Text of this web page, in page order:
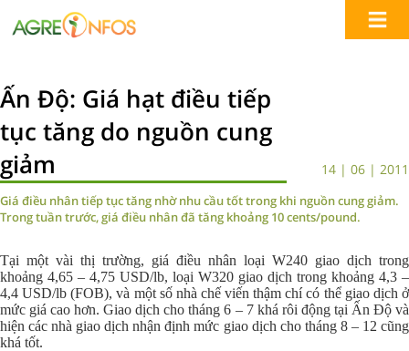
Ấn Độ: Giá hạt điều tiếp
tục tăng do nguồn cung
giảm
14 | 06 | 2011
Giá điều nhân tiếp tục tăng nhờ nhu cầu tốt trong khi nguồn cung giảm.
Trong tuần trước, giá điều nhân đã tăng khoảng 10 cents/pound.
Tại một vài thị trường, giá điều nhân loại W240 giao dịch trong
khoảng 4,65 – 4,75 USD/lb, loại W320 giao dịch trong khoảng 4,3 –
4,4 USD/lb (FOB), và một số nhà chế viến thậm chí có thể giao dịch ở
mức giá cao hơn. Giao dịch cho tháng 6 – 7 khá rôi động tại Ấn Độ và
hiện các nhà giao dịch nhận định mức giao dịch cho tháng 8 – 12 cũng
khá tốt.